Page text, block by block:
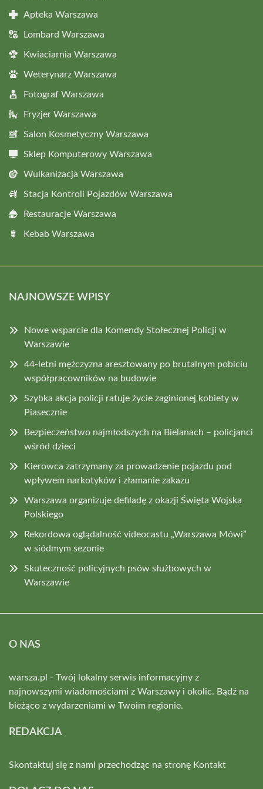
Apteka Warszawa
Lombard Warszawa
Kwiaciarnia Warszawa
Weterynarz Warszawa
Fotograf Warszawa
Fryzjer Warszawa
Salon Kosmetyczny Warszawa
Sklep Komputerowy Warszawa
Wulkanizacja Warszawa
Stacja Kontroli Pojazdów Warszawa
Restauracje Warszawa
Kebab Warszawa
NAJNOWSZE WPISY
Nowe wsparcie dla Komendy Stołecznej Policji w
Warszawie
44-letni mężczyzna aresztowany po brutalnym pobiciu
współpracowników na budowie
Szybka akcja policji ratuje życie zaginionej kobiety w
Piasecznie
Bezpieczeństwo najmłodszych na Bielanach – policjanci
wśród dzieci
Kierowca zatrzymany za prowadzenie pojazdu pod
wpływem narkotyków i złamanie zakazu
Warszawa organizuje defiladę z okazji Święta Wojska
Polskiego
Rekordowa oglądalność videocastu „Warszawa Mówi”
w siódmym sezonie
Skuteczność policyjnych psów służbowych w
Warszawie
O NAS
warsza.pl - Twój lokalny serwis informacyjny z
najnowszymi wiadomościami z Warszawy i okolic. Bądź na
bieżąco z wydarzeniami w Twoim regionie.
REDAKCJA
Skontaktuj się z nami przechodząc na stronę Kontakt